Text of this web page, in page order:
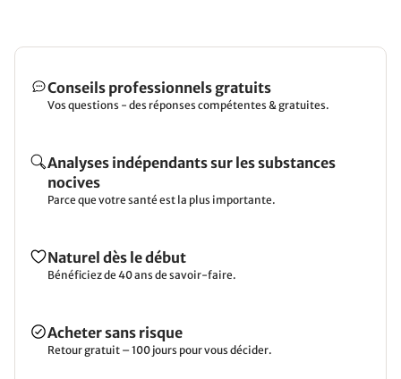
Conseils professionnels gratuits
Vos questions - des réponses compétentes & gratuites.
Analyses indépendants sur les substances
nocives
Parce que votre santé est la plus importante.
Naturel dès le début
Bénéficiez de 40 ans de savoir-faire.
Acheter sans risque
Retour gratuit – 100 jours pour vous décider.